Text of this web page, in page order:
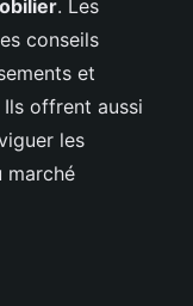
. Les
conseils
et
offrent aussi
les
marché